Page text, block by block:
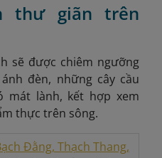
thư giãn trên
sẽ được chiêm ngưỡng
đèn, những cây cầu
mát lành, kết hợp xem
thực trên sông.
Đằng, Thạch Thang,